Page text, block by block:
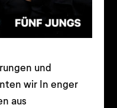
und
wir In enger
aus